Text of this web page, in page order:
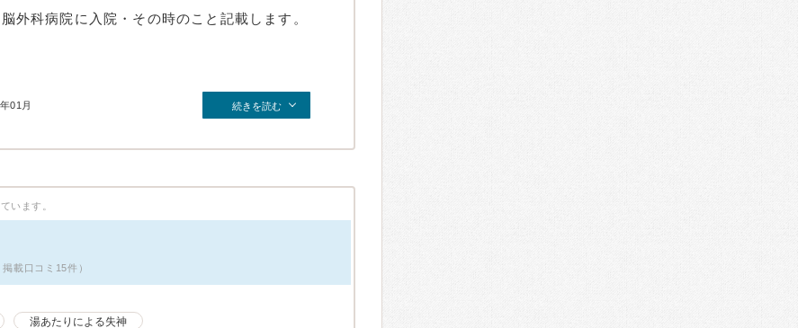
外科病院に入院・その時のこと記載します。
01月 続きを読む
います。
載口コミ15件）
湯あたりによる失神